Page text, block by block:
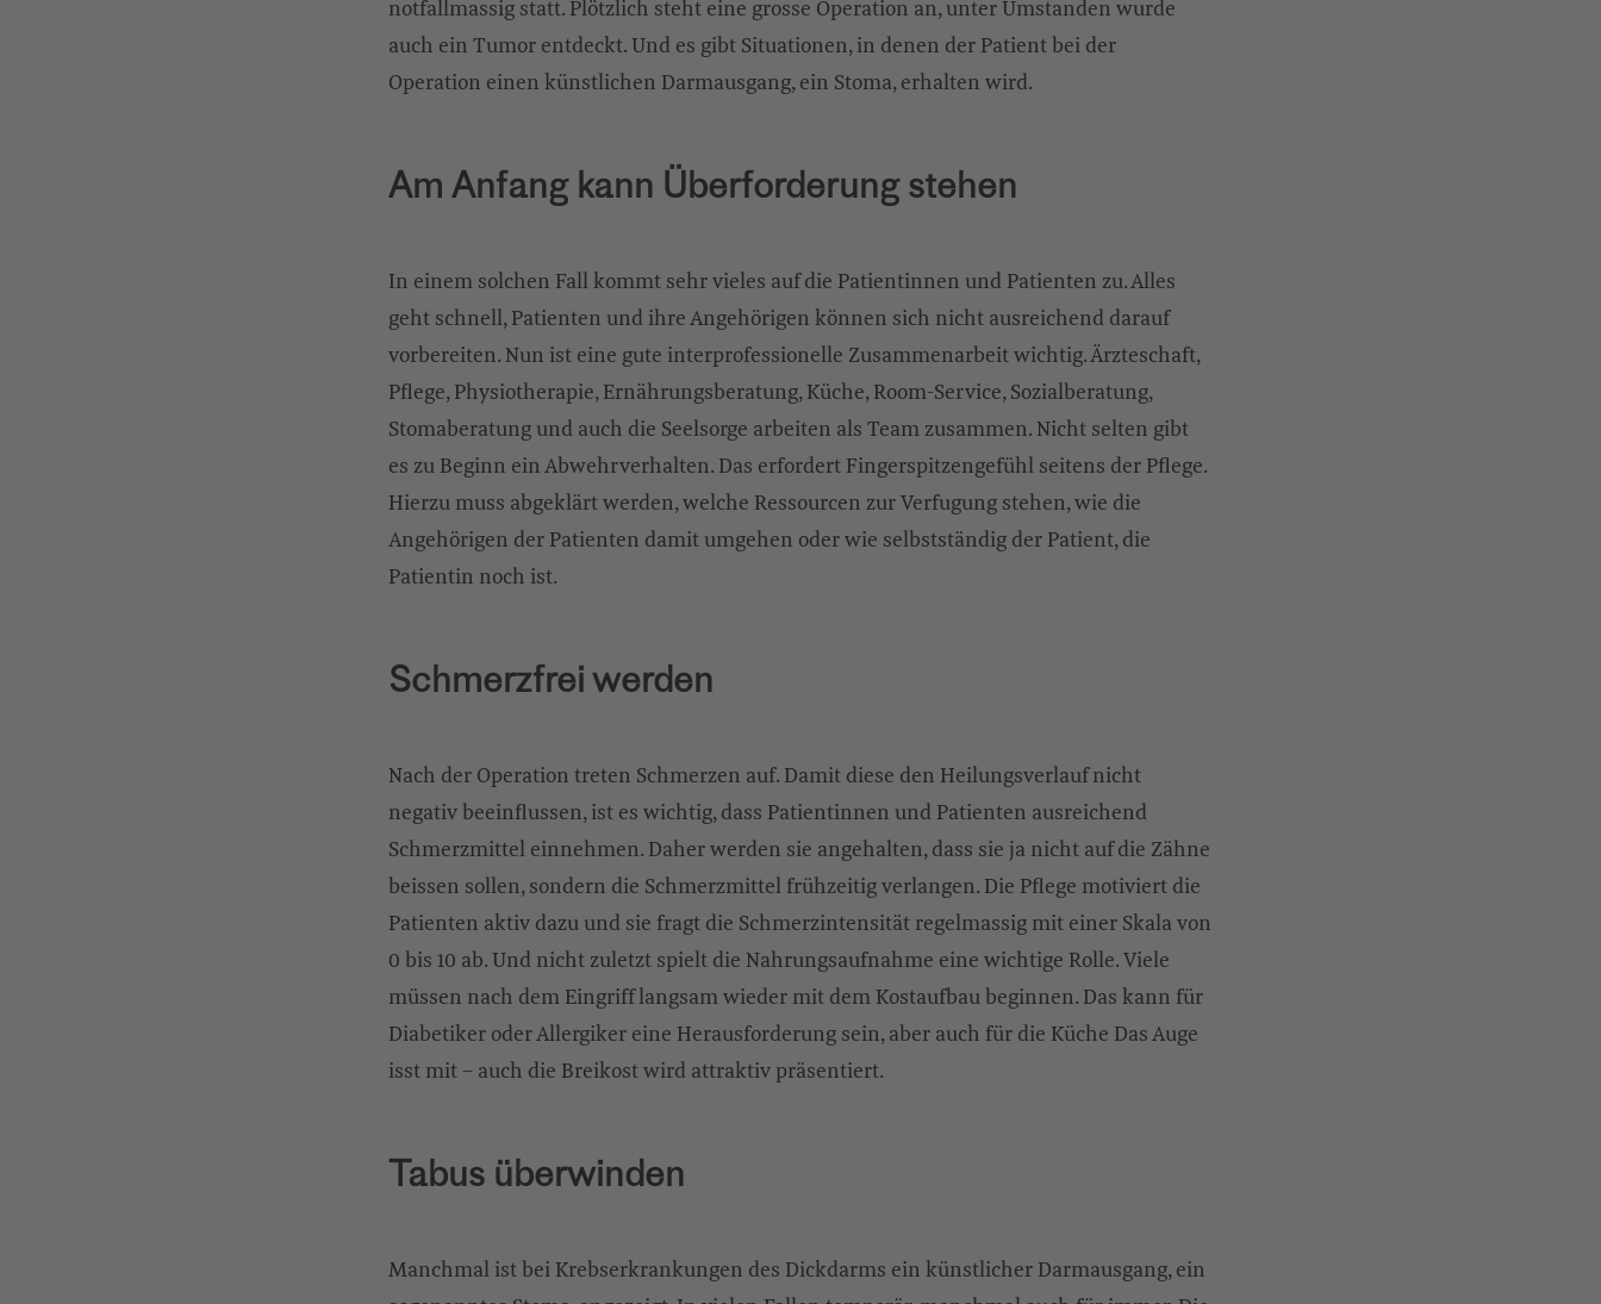
notfallmassig statt. Plötzlich steht eine grosse Operation an, unter Umstanden wurde
auch ein Tumor entdeckt. Und es gibt Situationen, in denen der Patient bei der
Operation einen künstlichen Darmausgang, ein Stoma, erhalten wird.
Am Anfang kann Überforderung stehen
In einem solchen Fall kommt sehr vieles auf die Patientinnen und Patienten zu. Alles
geht schnell, Patienten und ihre Angehörigen können sich nicht ausreichend darauf
vorbereiten. Nun ist eine gute interprofessionelle Zusammenarbeit wichtig. Ärzteschaft,
Pflege, Physiotherapie, Ernährungsberatung, Küche, Room-Service, Sozialberatung,
Stomaberatung und auch die Seelsorge arbeiten als Team zusammen. Nicht selten gibt
es zu Beginn ein Abwehrverhalten. Das erfordert Fingerspitzengefühl seitens der Pflege.
Hierzu muss abgeklärt werden, welche Ressourcen zur Verfugung stehen, wie die
Angehörigen der Patienten damit umgehen oder wie selbstständig der Patient, die
Patientin noch ist.
Schmerzfrei werden
Nach der Operation treten Schmerzen auf. Damit diese den Heilungsverlauf nicht
negativ beeinflussen, ist es wichtig, dass Patientinnen und Patienten ausreichend
Schmerzmittel einnehmen. Daher werden sie angehalten, dass sie ja nicht auf die Zähne
beissen sollen, sondern die Schmerzmittel frühzeitig verlangen. Die Pflege motiviert die
Patienten aktiv dazu und sie fragt die Schmerzintensität regelmassig mit einer Skala von
0 bis 10 ab. Und nicht zuletzt spielt die Nahrungsaufnahme eine wichtige Rolle. Viele
müssen nach dem Eingriff langsam wieder mit dem Kostaufbau beginnen. Das kann für
Diabetiker oder Allergiker eine Herausforderung sein, aber auch für die Küche Das Auge
isst mit – auch die Breikost wird attraktiv präsentiert.
Tabus überwinden
Manchmal ist bei Krebserkrankungen des Dickdarms ein künstlicher Darmausgang, ein